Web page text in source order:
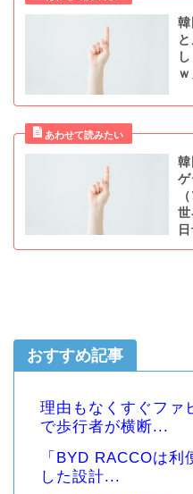
おすすめ記事
理由もなくすぐファ
で歩行者が横断...
「BYD RACCOは
した設計...